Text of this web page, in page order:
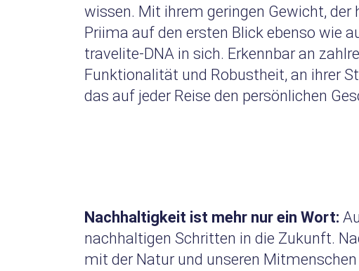
wissen. Mit ihrem geringen Gewicht,
Priima auf den ersten Blick ebenso wie
travelite-DNA in sich. Erkennbar an
Funktionalität und Robustheit, an ihrer
das auf jeder Reise den persönlichen
Nachhaltigkeit ist mehr nur ein Wort:
nachhaltigen Schritten in die Zukunft.
mit der Natur und unseren